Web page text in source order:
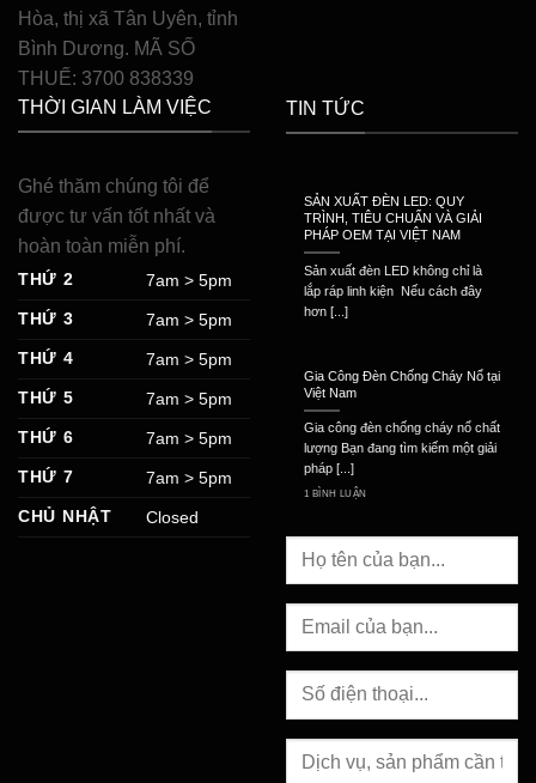
Hòa, thị xã Tân Uyên, tỉnh
Bình Dương. MÃ SỐ
THUẾ: 3700 838339
THỜI GIAN LÀM VIỆC
Ghé thăm chúng tôi để
được tư vấn tốt nhất và
hoàn toàn miễn phí.
THỨ 2
7am > 5pm
THỨ 3
7am > 5pm
THỨ 4
7am > 5pm
THỨ 5
7am > 5pm
THỨ 6
7am > 5pm
THỨ 7
7am > 5pm
CHỦ NHẬT
Closed
TIN TỨC
SẢN XUẤT ĐÈN LED: QUY
TRÌNH, TIÊU CHUẨN VÀ GIẢI
PHÁP OEM TẠI VIỆT NAM
Sản xuất đèn LED không chỉ là
lắp ráp linh kiện Nếu cách đây
hơn [...]
Gia Công Đèn Chống Cháy Nổ tại
Việt Nam
Gia công đèn chống cháy nổ chất
lượng Bạn đang tìm kiếm một giải
pháp [...]
1 BÌNH LUẬN